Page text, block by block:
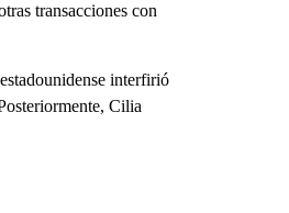
transacciones con
interfirió
Cilia